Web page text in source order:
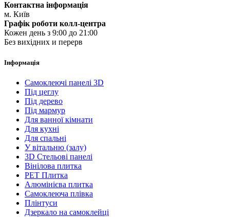
Контактна інформація
м. Київ
Графік роботи колл-центра
Кожен день з 9:00 до 21:00
Без вихідних и перерв
Інформація
Самоклеючі панелі 3D
Під цеглу
Під дерево
Під мармур
Для ванної кімнати
Для кухні
Для спальні
У вітальню (залу)
3D Стельові панелі
Вінілова плитка
PET Плитка
Алюмінієва плитка
Самоклеюча плівка
Плінтуси
Дзеркало на самоклейці